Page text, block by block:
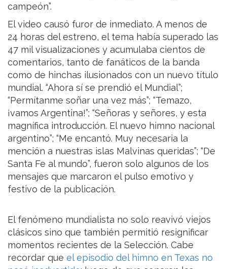
campeón”.
El video causó furor de inmediato. A menos de
24 horas del estreno, el tema había superado las
47 mil visualizaciones y acumulaba cientos de
comentarios, tanto de fanáticos de la banda
como de hinchas ilusionados con un nuevo título
mundial. “Ahora sí se prendió el Mundial”;
“Permítanme soñar una vez más”; “Temazo,
¡vamos Argentina!”; “Señoras y señores, y esta
magnífica introducción. El nuevo himno nacional
argentino”; “Me encantó. Muy necesaria la
mención a nuestras islas Malvinas queridas”; “De
Santa Fe al mundo”, fueron solo algunos de los
mensajes que marcaron el pulso emotivo y
festivo de la publicación.
El fenómeno mundialista no solo reavivó viejos
clásicos sino que también permitió resignificar
momentos recientes de la Selección. Cabe
recordar que el episodio del himno en Texas no